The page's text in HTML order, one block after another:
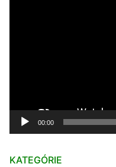
00:00
KATEGÓRIE